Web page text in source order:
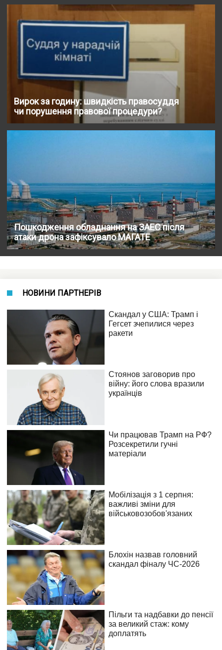
Вирок за годину: швидкість правосуддя
чи порушення правової процедури?
Пошкодження обладнання на ЗАЕС після
атаки дрона зафіксувало МАГАТЕ
НОВИНИ ПАРТНЕРІВ